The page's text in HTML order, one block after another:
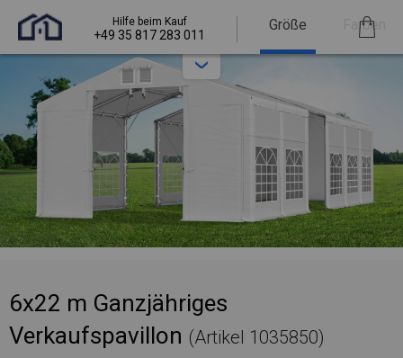
Hilfe beim Kauf
+49 35 817 283 011
Größe Farben
6x22 m Ganzjähriges
Verkaufspavillon (Artikel 1035850)